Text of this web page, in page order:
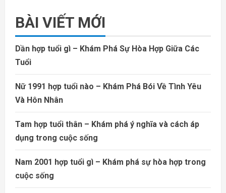
BÀI VIẾT MỚI
Dần hợp tuổi gì – Khám Phá Sự Hòa Hợp Giữa Các
Tuổi
Nữ 1991 hợp tuổi nào – Khám Phá Bói Về Tình Yêu
Và Hôn Nhân
Tam hợp tuổi thân – Khám phá ý nghĩa và cách áp
dụng trong cuộc sống
Nam 2001 hợp tuổi gì – Khám phá sự hòa hợp trong
cuộc sống